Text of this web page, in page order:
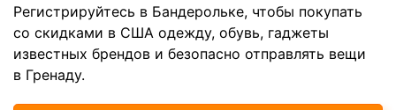
Регистрируйтесь в Бандерольке, чтобы покупать
со скидками в США одежду, обувь, гаджеты
известных брендов и безопасно отправлять вещи
в Гренаду.